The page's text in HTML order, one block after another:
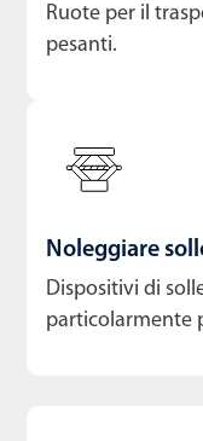
Ruote per il
pesanti.
Noleggiare
Dispositivi di
particolarmente